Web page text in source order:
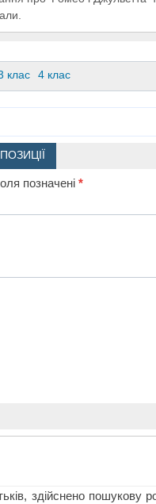
клас 4 клас
позначені *
здійснено пошукову